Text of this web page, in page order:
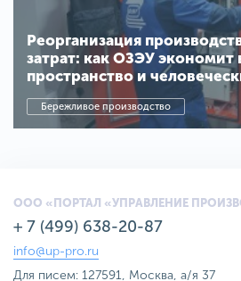
Реорганизация
затрат: как ОЗЭУ экономит
пространство и
Бережливое производство
ООО «ПОРТАЛ «УПРАВЛЕНИЕ
+ 7 (499) 638-20-87
info@up-pro.ru
Для писем: 127591, Москва, а/я 37